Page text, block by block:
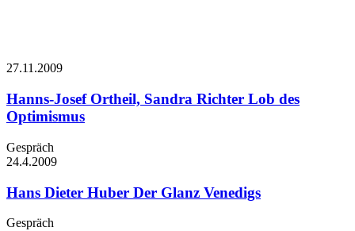
27.11.2009
Hanns-Josef Ortheil, Sandra Richter Lob des
Optimismus
Gespräch
24.4.2009
Hans Dieter Huber Der Glanz Venedigs
Gespräch